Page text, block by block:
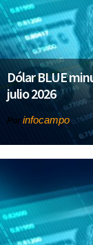
Dólar BLUE
julio 2026
Por infocampo